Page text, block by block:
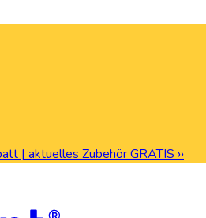
| aktuelles Zubehör GRATIS ››